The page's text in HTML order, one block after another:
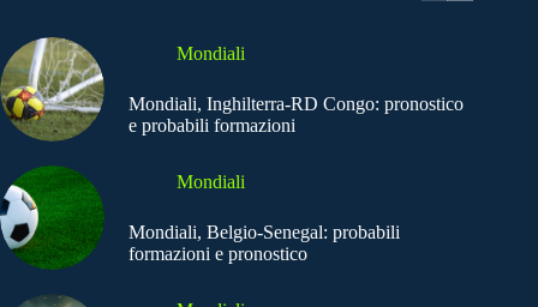
Mondiali
Mondiali, Inghilterra-RD Congo: pronostico
e probabili formazioni
Mondiali
Mondiali, Belgio-Senegal: probabili
formazioni e pronostico